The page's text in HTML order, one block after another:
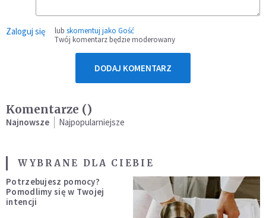
Zaloguj się lub skomentuj jako Gość
Twój komentarz będzie moderowany
DODAJ KOMENTARZ
Komentarze ()
Najnowsze Najpopularniejsze
WYBRANE DLA CIEBIE
Potrzebujesz pomocy?
Pomodlimy się w Twojej
intencji